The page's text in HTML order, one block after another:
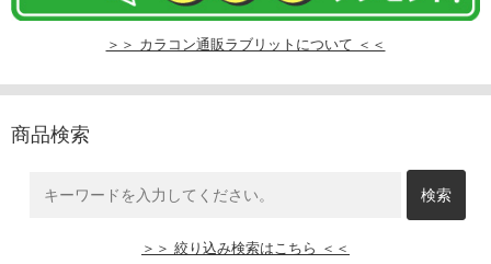
＞＞ カラコン通販ラブリットについて ＜＜
商品検索
＞＞ 絞り込み検索はこちら ＜＜